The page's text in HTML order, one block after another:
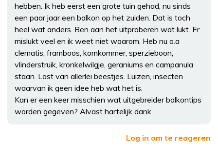
hebben. Ik heb eerst een grote tuin gehad, nu sinds
een paar jaar een balkon op het zuiden. Dat is toch
heel wat anders. Ben aan het uitproberen wat lukt. Er
mislukt veel en ik weet niet waarom. Heb nu o.a
clematis, framboos, komkommer, sperzieboon,
vlinderstruik, kronkelwilgje, geraniums en campanula
staan. Last van allerlei beestjes. Luizen, insecten
waarvan ik geen idee heb wat het is.
Kan er een keer misschien wat uitgebreider balkontips
worden gegeven? Alvast hartelijk dank.
Log in om te reageren